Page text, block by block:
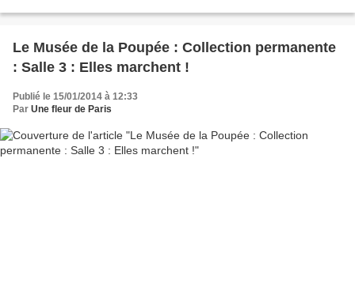
Le Musée de la Poupée : Collection permanente
: Salle 3 : Elles marchent !
Publié le 15/01/2014 à 12:33
Par Une fleur de Paris